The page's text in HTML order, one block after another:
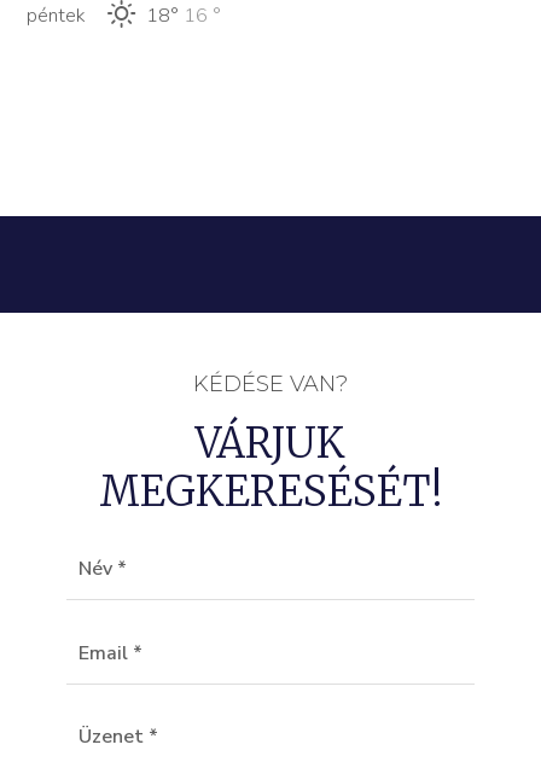
péntek
18° 16 °
KÉDÉSE VAN?
VÁRJUK
MEGKERESÉSÉT!